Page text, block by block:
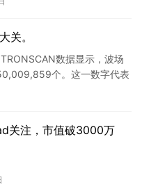
关。
数据显示，波场
个。这一数字代表
关注，市值破3000万